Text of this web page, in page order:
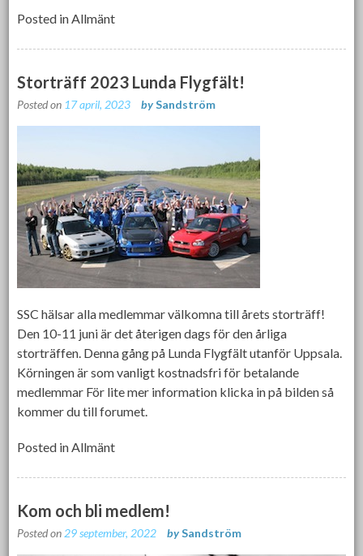
Posted inAllmänt
Storträff 2023 Lunda Flygfält!
Posted on 17 april, 2023 bySandström
SSC hälsar alla medlemmar välkomna till årets storträff!
Den 10-11 juni är det återigen dags för den årliga
storträffen. Denna gång på Lunda Flygfält utanför Uppsala.
Körningen är som vanligt kostnadsfri för betalande
medlemmar För lite mer information klicka in på bilden så
kommer du till forumet.
Posted inAllmänt
Kom och bli medlem!
Posted on 29 september, 2022 bySandström